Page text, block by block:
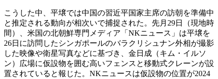
こうした中、平壌では中国の習近平国家主席の訪朝を準備中
と推定される動向が相次いで捕捉された。先月29日（現地時
間）、米国の北朝鮮専門メディア「NKニュース」は平壌を
26日に訪問したシンガポールのバラクリシュナン外相が撮影
した映像や衛星写真などに基づき、金日成（キム・イルソ
ン）広場に仮設物を囲む高いフェンスと移動式クレーンが設
置されていると報じた。NKニュースは仮設物の位置が2024